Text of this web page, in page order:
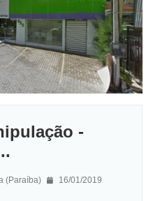
-
(Paraíba) 16/01/2019